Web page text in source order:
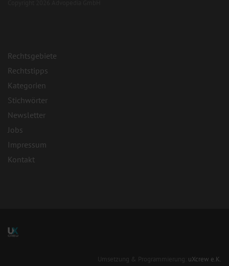
Rechtsgebiete
Rechtstipps
Kategorien
Stichwörter
Newsletter
Jobs
Impressum
Kontakt
Umsetzung & Programmierung: uXcrew e.K.